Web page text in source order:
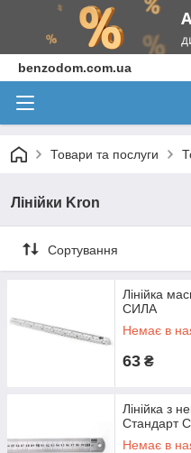
benzodom.com.ua
Товари та послуги
Лінійки Kron
Сортування
Лінійка
СИЛА
Немає в
63 ₴
Лінійка з
Стандарт
Немає в